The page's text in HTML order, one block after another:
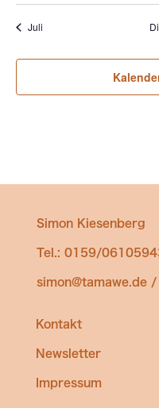
Juli
Simon Kiesenberg
Tel.: 0159/
simon@tamawe.de
Kontakt
Newsletter
Impressum